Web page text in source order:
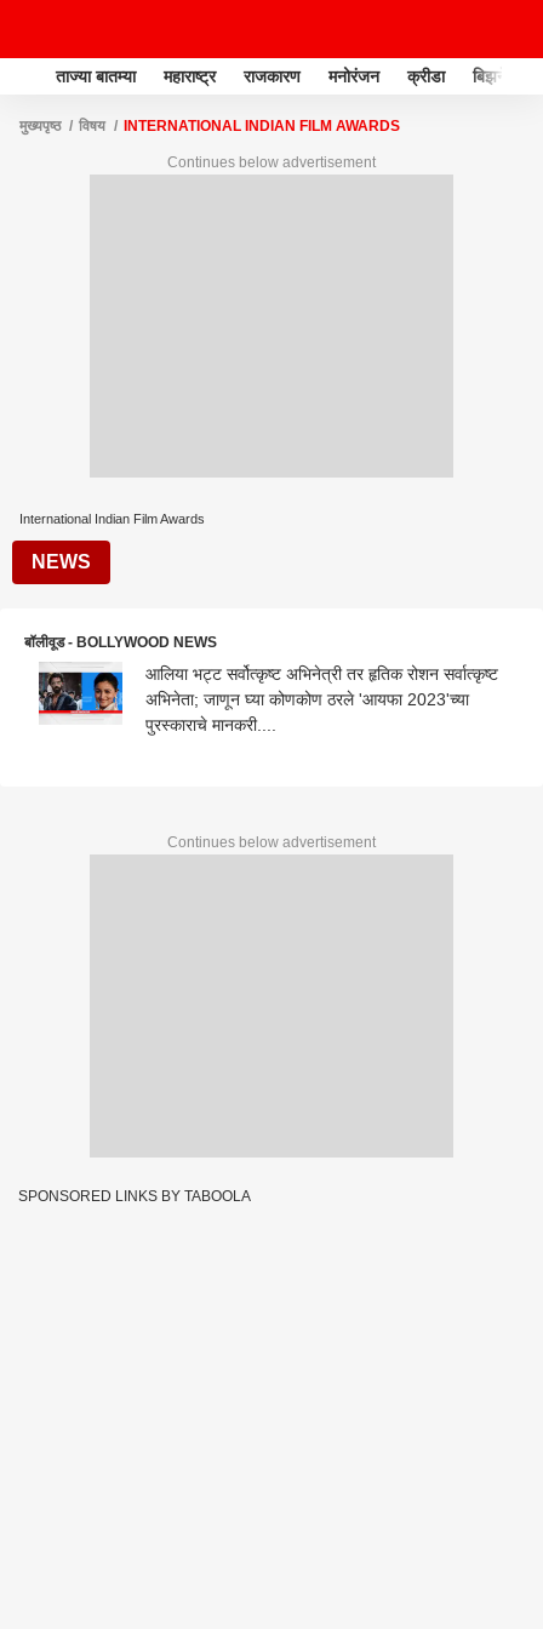
ताज्या बातम्या महाराष्ट्र राजकारण मनोरंजन क्रीडा बिझनेस
मुख्यपृष्ठ विषय INTERNATIONAL INDIAN FILM AWARDS
Continues below advertisement
International Indian Film Awards
NEWS
बॉलीवूड - BOLLYWOOD NEWS
आलिया भट्ट सर्वोत्कृष्ट अभिनेत्री तर हृतिक रोशन सर्वात्कृष्ट
अभिनेता; जाणून घ्या कोणकोण ठरले 'आयफा 2023'च्या
पुरस्काराचे मानकरी....
Continues below advertisement
SPONSORED LINKS BY TABOOLA